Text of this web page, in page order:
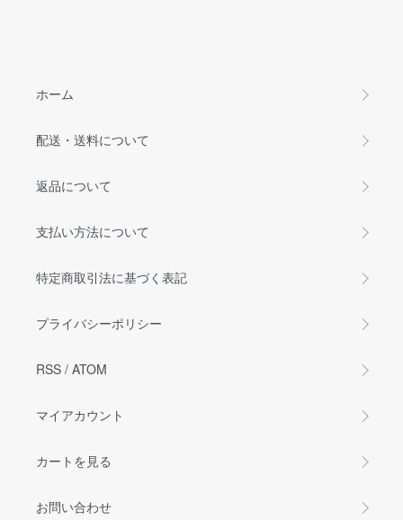
ホーム
配送・送料について
返品について
支払い方法について
特定商取引法に基づく表記
プライバシーポリシー
RSS / ATOM
マイアカウント
カートを見る
お問い合わせ